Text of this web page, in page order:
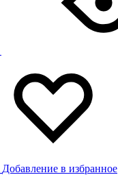
Добавление в избранное